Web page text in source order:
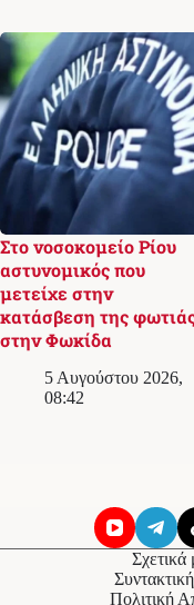
Στο νοσοκομείο Ρίου
αστυνομικός που
μετείχε στην
κατάσβεση της
στην Φωκίδα
5 Αυγούστου 2026,
08:42
Σχετικά
Πολιτική